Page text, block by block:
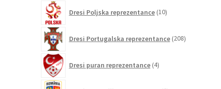
Dresi Poljska reprezentance 10izdelkov
Dresi Portugalska reprezentance 208izdelkov
Dresi puran reprezentance 4izdelki